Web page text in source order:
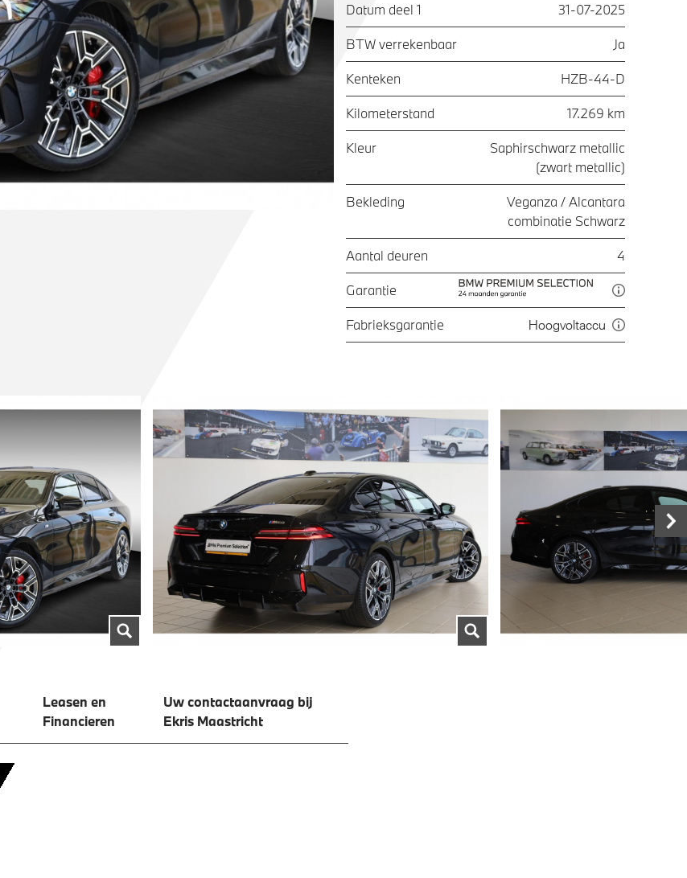
Datum deel 1 31-07-2025
BTW verrekenbaar Ja
Kenteken HZB-44-D
Kilometerstand 17.269 km
Kleur
Saphirschwarz metallic
(zwart metallic)
Bekleding
Veganza / Alcantara
combinatie Schwarz
Aantal deuren 4
Garantie
Fabrieksgarantie Hoogvoltaccu
Leasen en
Financieren
Uw contactaanvraag bij
Ekris Maastricht